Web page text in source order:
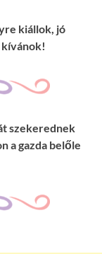
kiállok, jó
szekerednek
a gazda belőle